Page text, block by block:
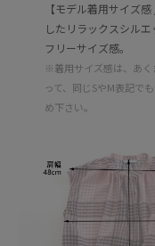
【モデル着用サイズ
したリラックスシル
フリーサイズ感。
※着用サイズ感は、あく
って、同じSやM表記で
め下さい。